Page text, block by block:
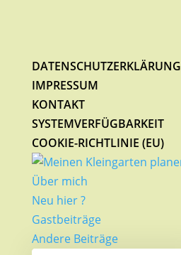
DATENSCHUTZERKLÄRUNG
IMPRESSUM
KONTAKT
SYSTEMVERFÜGBARKEIT
COOKIE-RICHTLINIE (EU)
Über mich
Neu hier ?
Gastbeiträge
Andere Beiträge